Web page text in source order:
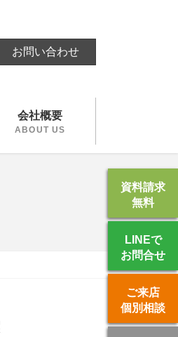
お問い合わせ
会社概要
ABOUT US
資料請求
無料
LINEで
お問合せ
ご来店
個別相談